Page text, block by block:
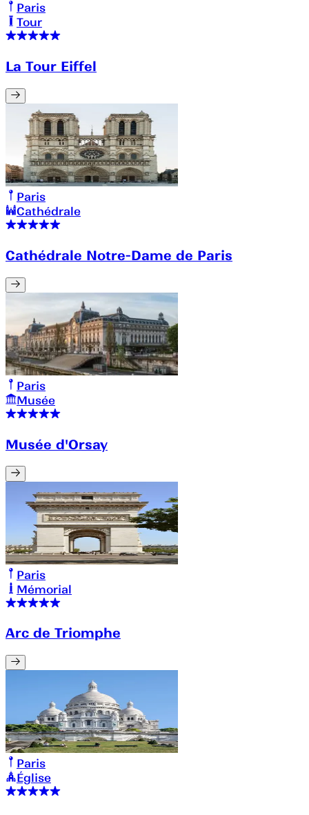
Paris
Tour
La Tour Eiffel
Paris
Cathédrale
Cathédrale Notre-Dame de Paris
Paris
Musée
Musée d'Orsay
Paris
Mémorial
Arc de Triomphe
Paris
Église